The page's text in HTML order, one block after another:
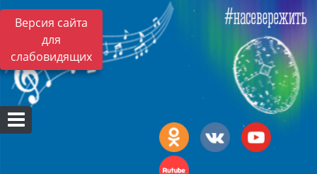
Версия сайта
для
слабовидящих